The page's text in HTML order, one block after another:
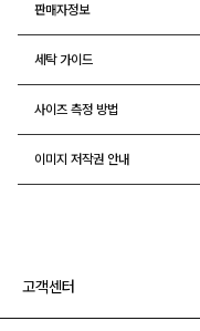
판매자정보
세탁 가이드
사이즈 측정 방법
이미지 저작권 안내
고객센터